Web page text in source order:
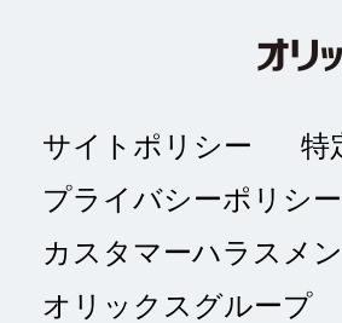
サイトポリシー
特
プライバシーポリシー
カスタマーハラスメ
オリックスグループ